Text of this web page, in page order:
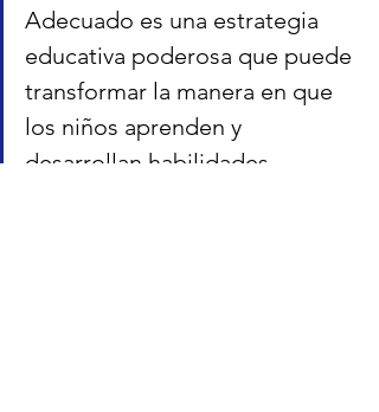
Adecuado es una estrategia
educativa poderosa que puede
transformar la manera en que
los niños aprenden y
desarrollan habilidades